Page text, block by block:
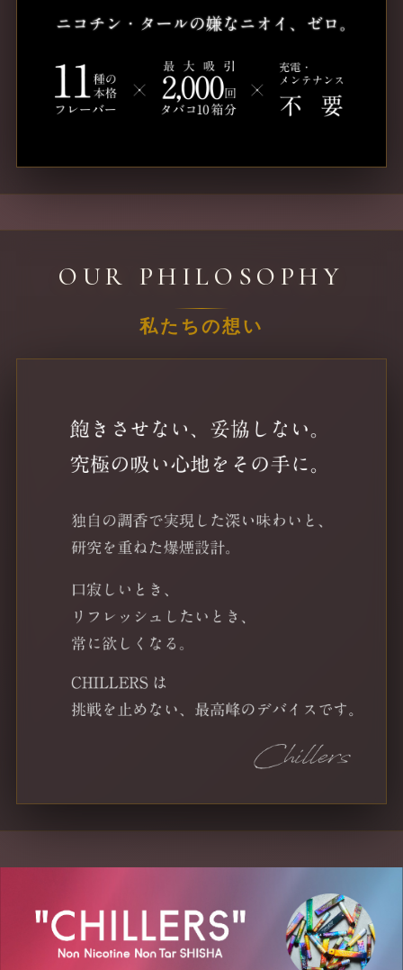
OUR PHILOSOPHY
私たちの想い